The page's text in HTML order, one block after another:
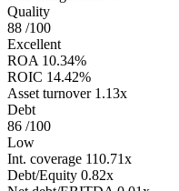
Quality
88 /100
Excellent
ROA 10.34%
ROIC 14.42%
Asset turnover 1.13x
Debt
86 /100
Low
Int. coverage 110.71x
Debt/Equity 0.82x